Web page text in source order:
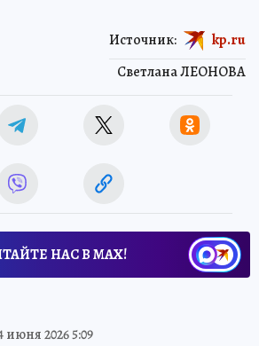
Светлана ЛЕОНОВА
Источник: kp.ru
НАС В МАХ!
июня 2026 5:09